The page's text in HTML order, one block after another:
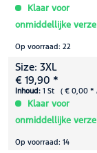
Klaar voor
onmiddellijke
Op voorraad: 22
Size: 3XL
€ 19,90 *
Inhoud: 1 St ( € 0,00 *
Klaar voor
onmiddellijke
Op voorraad: 14